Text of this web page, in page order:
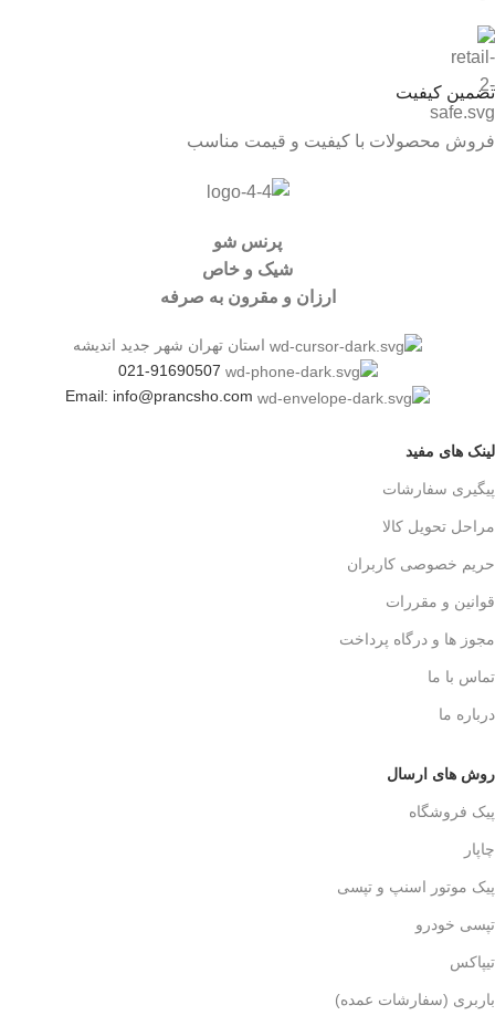
تضمین کیفیت
فروش محصولات با کیفیت و قیمت مناسب
پرنس شو
شیک و خاص
ارزان و مقرون به صرفه
استان تهران شهر جدید اندیشه
021-91690507
Email: info@prancsho.com
لینک های مفید
پیگیری سفارشات
مراحل تحویل کالا
حریم خصوصی کاربران
قوانین و مقررات
مجوز ها و درگاه پرداخت
تماس با ما
درباره ما
روش های ارسال
پیک فروشگاه
چاپار
پیک موتور اسنپ و تپسی
تپسی خودرو
تیپاکس
باربری (سفارشات عمده)